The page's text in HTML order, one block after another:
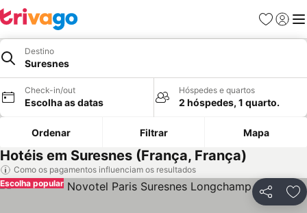
Favoritos
Iniciar
Destino
Suresnes
Check-in/out
Escolha as datas
Hóspedes e quartos
2 hóspedes, 1 quarto.
Ordenar Filtrar Mapa
Hotéis em Suresnes (França, França)
Como os pagamentos influenciam os resultados
Partilhar
Escolha popular